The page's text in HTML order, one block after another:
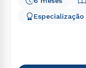
Especialização